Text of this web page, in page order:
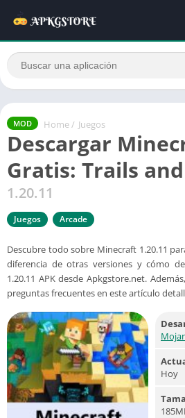
MOD Home / Juegos
Descargar
Gratis: Trails
1.20.11
Juegos Arcade
Descubre todo sobre Minecraft 1.20.11
diferencia de otras versiones y cómo
1.20.11 APK desde Apkgstore.net.
preguntas frecuentes en este artículo
Hoy